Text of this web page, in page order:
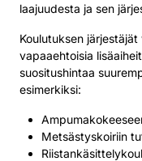
laajuudesta ja sen
Koulutuksen
vapaaehtoisia
suositushintaa
esimerkiksi:
Metsästyskoiriin